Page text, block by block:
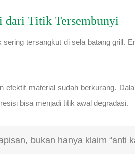
dari Titik Tersembunyi
tersangkut di sela batang
material sudah berkurang.
bisa menjadi titik awal degradasi.
bukan hanya klaim “anti